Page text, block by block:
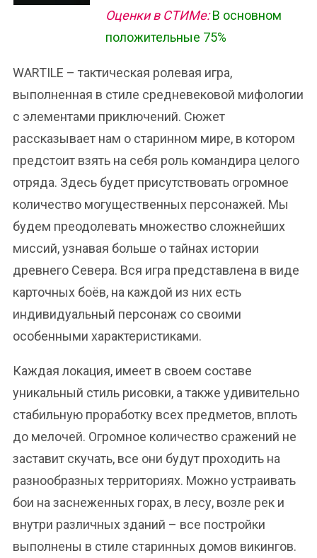
Оценки в СТИМе: В основном
положительные 75%
WARTILE – тактическая ролевая игра,
выполненная в стиле средневековой мифологии
с элементами приключений. Сюжет
рассказывает нам о старинном мире, в котором
предстоит взять на себя роль командира целого
отряда. Здесь будет присутствовать огромное
количество могущественных персонажей. Мы
будем преодолевать множество сложнейших
миссий, узнавая больше о тайнах истории
древнего Севера. Вся игра представлена в виде
карточных боёв, на каждой из них есть
индивидуальный персонаж со своими
особенными характеристиками.
Каждая локация, имеет в своем составе
уникальный стиль рисовки, а также удивительно
стабильную проработку всех предметов, вплоть
до мелочей. Огромное количество сражений не
заставит скучать, все они будут проходить на
разнообразных территориях. Можно устраивать
бои на заснеженных горах, в лесу, возле рек и
внутри различных зданий – все постройки
выполнены в стиле старинных домов викингов.